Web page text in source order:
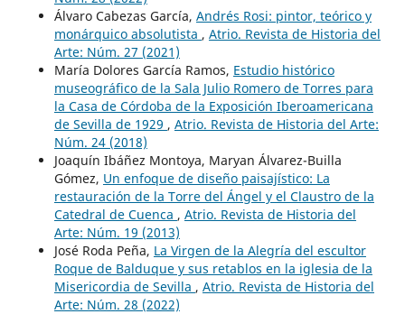
Álvaro Cabezas García, Andrés Rosi: pintor, teórico y
monárquico absolutista , Atrio. Revista de Historia del
Arte: Núm. 27 (2021)
María Dolores García Ramos, Estudio histórico
museográfico de la Sala Julio Romero de Torres para
la Casa de Córdoba de la Exposición Iberoamericana
de Sevilla de 1929 , Atrio. Revista de Historia del Arte:
Núm. 24 (2018)
Joaquín Ibáñez Montoya, Maryan Álvarez-Builla
Gómez, Un enfoque de diseño paisajístico: La
restauración de la Torre del Ángel y el Claustro de la
Catedral de Cuenca , Atrio. Revista de Historia del
Arte: Núm. 19 (2013)
José Roda Peña, La Virgen de la Alegría del escultor
Roque de Balduque y sus retablos en la iglesia de la
Misericordia de Sevilla , Atrio. Revista de Historia del
Arte: Núm. 28 (2022)